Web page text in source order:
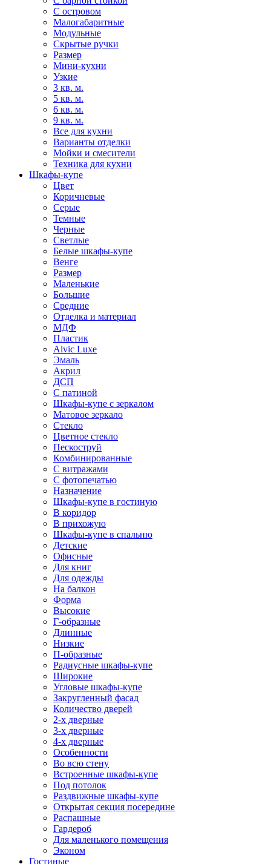
С островом
Малогабаритные
Модульные
Скрытые ручки
Размер
Мини-кухни
Узкие
3 кв. м.
5 кв. м.
6 кв. м.
9 кв. м.
Все для кухни
Варианты отделки
Мойки и смесители
Техника для кухни
Шкафы-купе
Цвет
Коричневые
Серые
Темные
Черные
Светлые
Белые шкафы-купе
Венге
Размер
Маленькие
Большие
Средние
Отделка и материал
МДФ
Пластик
Alvic Luxe
Эмаль
Акрил
ДСП
С патиной
Шкафы-купе с зеркалом
Матовое зеркало
Стекло
Цветное стекло
Пескоструй
Комбинированные
С витражами
С фотопечатью
Назначение
Шкафы-купе в гостиную
В коридор
В прихожую
Шкафы-купе в спальню
Детские
Офисные
Для книг
Для одежды
На балкон
Форма
Высокие
Г-образные
Длинные
Низкие
П-образные
Радиусные шкафы-купе
Широкие
Угловые шкафы-купе
Закругленный фасад
Количество дверей
2-х дверные
3-х дверные
4-х дверные
Особенности
Во всю стену
Встроенные шкафы-купе
Под потолок
Раздвижные шкафы-купе
Открытая секция посередине
Распашные
Гардероб
Для маленького помещения
Эконом
Гостиные